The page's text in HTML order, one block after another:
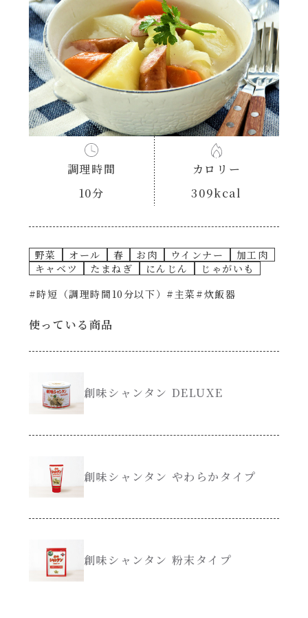
ヘルシー（150kcal以下）
時短（調理時間10分以下）
お弁当
おつまみ/おやつ
主菜
副菜
サラダ
スープ
肉ピクキノピク
グラタン/ドリア
あえるハコネーゼナポリタン
あえるハコネーゼジェノベーゼ
あえるハコネーゼペペロンチーノ
あえるハコネーゼたらこクリーム
シャンタンシリーズ
創味のつゆ
創味のつゆあまくち
白だし
そうめんつゆ
焼肉のたれ 初代
調理時間
10分
カロリー
309kcal
野菜 オール 春 お肉 ウインナー
加工肉
キャベツ
たまねぎ にんじん
じゃがいも
#時短（調理時間10分以下） #主菜 #炊飯器
使っている商品
創味シャンタン DELUXE
創味シャンタン やわらかタイプ
創味シャンタン 粉末タイプ